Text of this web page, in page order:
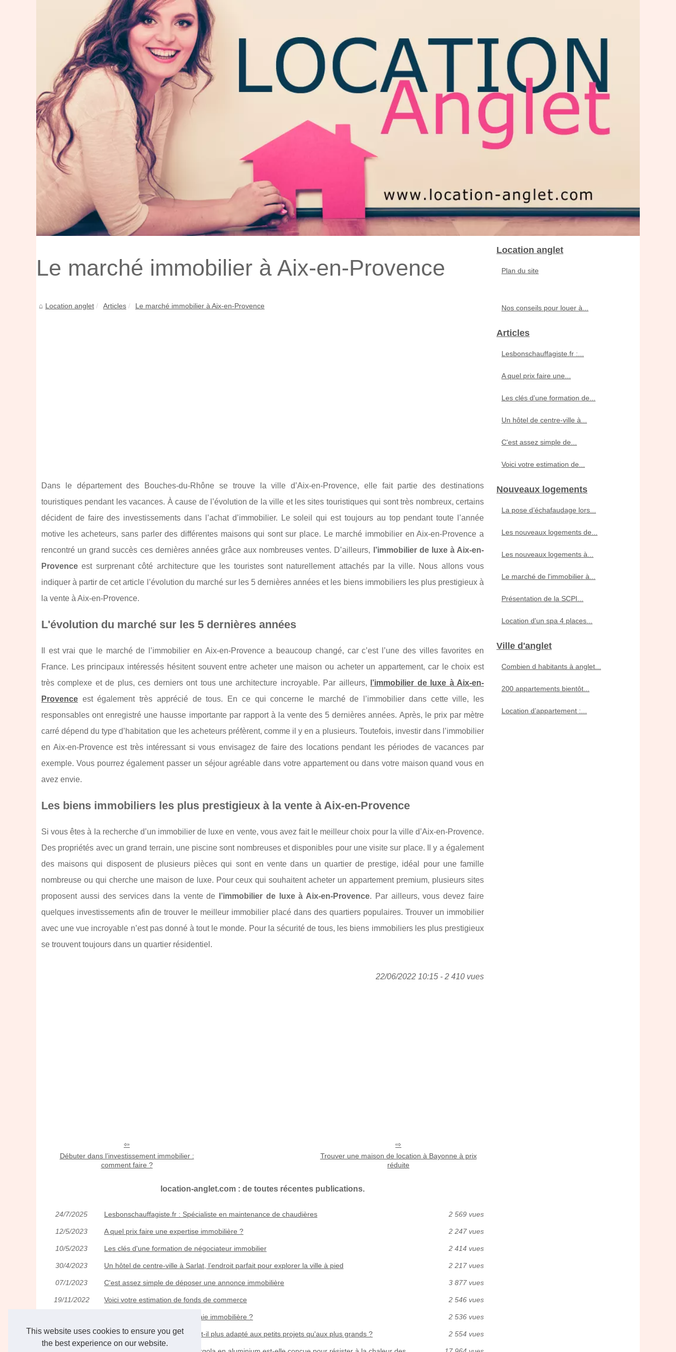
This website uses cookies to ensure you get
the best experience on our website.
Le marché immobilier à Aix-en-Provence
Location anglet Articles Le marché immobilier à Aix-en-Provence
Dans le département des Bouches-du-Rhône se trouve la ville d’Aix-en-Provence, elle fait partie des destinations
touristiques pendant les vacances. À cause de l’évolution de la ville et les sites touristiques qui sont très nombreux, certains
décident de faire des investissements dans l’achat d’immobilier. Le soleil qui est toujours au top pendant toute l’année
motive les acheteurs, sans parler des différentes maisons qui sont sur place. Le marché immobilier en Aix-en-Provence a
rencontré un grand succès ces dernières années grâce aux nombreuses ventes. D’ailleurs,
l’immobilier de luxe à Aix-en-
Provence est surprenant côté architecture que les touristes sont naturellement attachés par la ville. Nous allons vous
indiquer à partir de cet article l’évolution du marché sur les 5 dernières années et les biens immobiliers les plus prestigieux à
la vente à Aix-en-Provence.
L'évolution du marché sur les 5 dernières années
Il est vrai que le marché de l’immobilier en Aix-en-Provence a beaucoup changé, car c’est l’une des villes favorites en
France. Les principaux intéressés hésitent souvent entre acheter une maison ou acheter un appartement, car le choix est
très complexe et de plus, ces derniers ont tous une architecture incroyable. Par ailleurs,
l’immobilier de luxe à Aix-en-
Provence est également très apprécié de tous. En ce qui concerne le marché de l’immobilier dans cette ville, les
responsables ont enregistré une hausse importante par rapport à la vente des 5 dernières années. Après, le prix par mètre
carré dépend du type d’habitation que les acheteurs préfèrent, comme il y en a plusieurs. Toutefois, investir dans l’immobilier
en Aix-en-Provence est très intéressant si vous envisagez de faire des locations pendant les périodes de vacances par
exemple. Vous pourrez également passer un séjour agréable dans votre appartement ou dans votre maison quand vous en
avez envie.
Les biens immobiliers les plus prestigieux à la vente à Aix-en-Provence
Si vous êtes à la recherche d’un immobilier de luxe en vente, vous avez fait le meilleur choix pour la ville d’Aix-en-Provence.
Des propriétés avec un grand terrain, une piscine sont nombreuses et disponibles pour une visite sur place. Il y a également
des maisons qui disposent de plusieurs pièces qui sont en vente dans un quartier de prestige, idéal pour une famille
nombreuse ou qui cherche une maison de luxe. Pour ceux qui souhaitent acheter un appartement premium, plusieurs sites
proposent aussi des services dans la vente de
l’immobilier de luxe à Aix-en-Provence. Par ailleurs, vous devez faire
quelques investissements afin de trouver le meilleur immobilier placé dans des quartiers populaires. Trouver un immobilier
avec une vue incroyable n’est pas donné à tout le monde. Pour la sécurité de tous, les biens immobiliers les plus prestigieux
se trouvent toujours dans un quartier résidentiel.
22/06/2022 10:15 - 2 410 vues
Débuter dans l’investissement immobilier :
comment faire ?
Trouver une maison de location à Bayonne à prix
réduite
location-anglet.com : de toutes récentes publications.
24/7/2025 Lesbonschauffagiste.fr : Spécialiste en maintenance de chaudières 2 569 vues
12/5/2023 A quel prix faire une expertise immobilière ? 2 247 vues
10/5/2023 Les clés d'une formation de négociateur immobilier 2 414 vues
30/4/2023 Un hôtel de centre-ville à Sarlat, l’endroit parfait pour explorer la ville à pied 2 217 vues
07/1/2023 C'est assez simple de déposer une annonce immobilière 3 877 vues
19/11/2022 Voici votre estimation de fonds de commerce 2 546 vues
Qu'est-ce que la crypto-monnaie immobilière ? 2 536 vues
29/9/2022 Le crowdfunding immobilier est-il plus adapté aux petits projets qu'aux plus grands ? 2 554 vues
Location anglet
Plan du site
Nos conseils pour louer à...
Articles
Lesbonschauffagiste.fr :...
A quel prix faire une...
Les clés d'une formation de...
Un hôtel de centre-ville à...
C'est assez simple de...
Voici votre estimation de...
Nouveaux logements
La pose d’échafaudage lors...
Les nouveaux logements de...
Les nouveaux logements à...
Le marché de l'immobilier à...
Présentation de la SCPI...
Location d'un spa 4 places...
Ville d'anglet
Combien d habitants à anglet...
200 appartements bientôt...
Location d’appartement :...